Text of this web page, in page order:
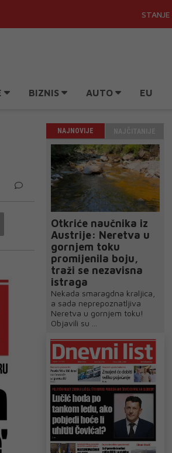
BIZNIS AUTO EU
NAJNOVIJE
Otkriće naučnika iz
Austrije: Neretva u
gornjem toku
promijenila boju,
traži se nezavisna
istraga
Nekada smaragdna kraljica,
a sada neprepoznatljiva
Neretva u gornjem toku!
Objavili su ...